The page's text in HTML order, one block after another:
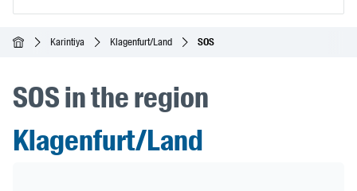
Ana SayfaKarintiya Klagenfurt/Land SOS
SOS in the region
Klagenfurt/Land